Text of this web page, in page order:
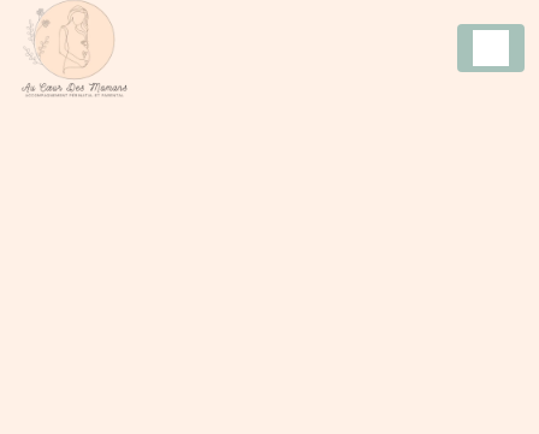
Panneau de gestion des cookies